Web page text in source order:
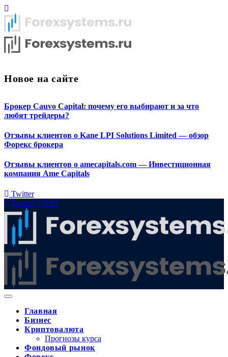
Новое на сайте
Брокер Cauvo Capital: почему его выбирают и за что
любят трейдеры?
Отзывы клиентов о Kane LPI Solutions Limited — обзор
Форекс брокера
Отзывы клиентов о amecapitals.com — Инвестиционная
компания Ame Capitals
Twitter
Twitter
RSS
Главная
Бизнес
Криптовалюта
Прогнозы курса
Фондовый рынок